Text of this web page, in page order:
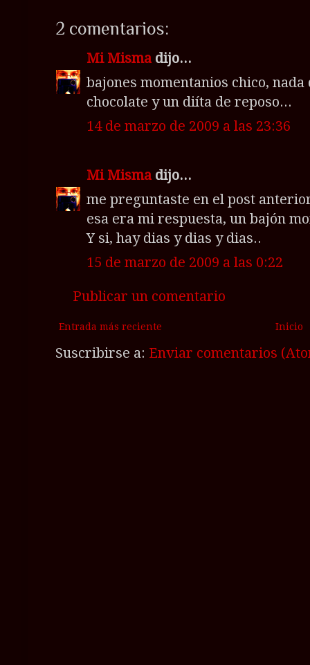
2 comentarios:
Mi Misma dijo...
bajones momentanios chico, nada
chocolate y un diíta de reposo...
14 de marzo de 2009 a las 23:36
Mi Misma dijo...
me preguntaste en el post
esa era mi respuesta, un bajón
Y si, hay dias y dias y dias..
15 de marzo de 2009 a las 0:22
Publicar un comentario
Entrada más reciente Inicio
Suscribirse a: Enviar comentarios